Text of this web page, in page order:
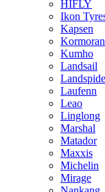
HIFLY
Ikon
Kapsen
Kormoran
Kumho
Landsail
Laufenn
Leao
Linglong
Marshal
Matador
Maxxis
Michelin
Mirage